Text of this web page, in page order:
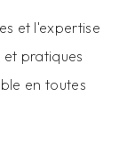
et l'expertise
pratiques
en toutes